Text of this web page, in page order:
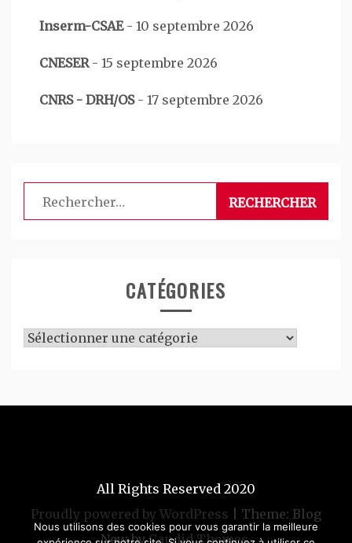
Inserm-CSAE- 10 septembre 2026
CNESER- 15 septembre 2026
CNRS - DRH/OS- 17 septembre 2026
Rechercher :
CATÉGORIES
Catégories
All Rights Reserved 2020
Proudly powered by WordPress
Theme: Blog
New byCandid Themes.
Nous utilisons des cookies pour vous garantir la meilleure